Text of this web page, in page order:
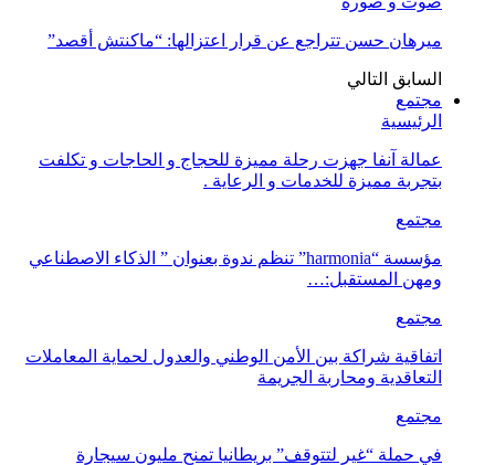
ميرهان حسن تتراجع عن قرار اعتزالها: “ماكنتش أقصد”
السابق التالي
مجتمع
الرئيسية
عمالة آنفا جهزت رحلة مميزة للحجاج و الحاجات و تكلفت
بتجربة مميزة للخدمات و الرعاية .
مجتمع
مؤسسة “harmonia” تنظم ندوة بعنوان ” الذكاء الاصطناعي
ومهن المستقبل:…
مجتمع
اتفاقية شراكة بين الأمن الوطني والعدول لحماية المعاملات
التعاقدية ومحاربة الجريمة
مجتمع
في حملة “غير لتتوقف” بريطانيا تمنح مليون سيجارة